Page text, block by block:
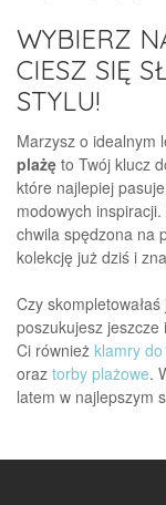
WYBIERZ
CIESZ SIĘ
STYLU!
Marzysz o idealnym
plażę to Twój klucz
które najlepiej
modowych
chwila spędzona na
kolekcję już dziś i
Czy
poszukujesz
Ci również klamry
oraz torby plażowe.
latem w najlepszym